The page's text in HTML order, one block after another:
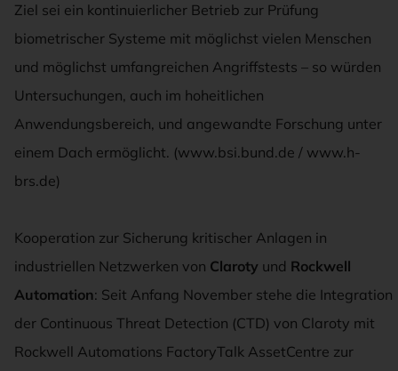
Ziel sei ein kontinuierlicher Betrieb zur Prüfung
biometrischer Systeme mit möglichst vielen Menschen
und möglichst umfangreichen Angriffstests – so würden
Untersuchungen, auch im hoheitlichen
Anwendungsbereich, und angewandte Forschung unter
einem Dach ermöglicht. (www.bsi.bund.de / www.h-
brs.de)
Kooperation zur Sicherung kritischer Anlagen in
industriellen Netzwerken von Claroty und Rockwell
Automation: Seit Anfang November stehe die Integration
der Continuous Threat Detection (CTD) von Claroty mit
Rockwell Automations FactoryTalk AssetCentre zur